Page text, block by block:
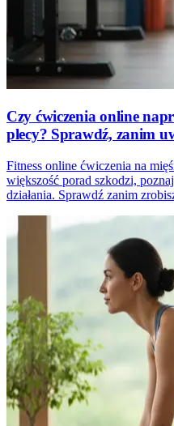
Czy ćwiczenia online
plecy? Sprawdź, zanim
Fitness online ćwiczenia na
większość porad szkodzi,
działania. Sprawdź zanim